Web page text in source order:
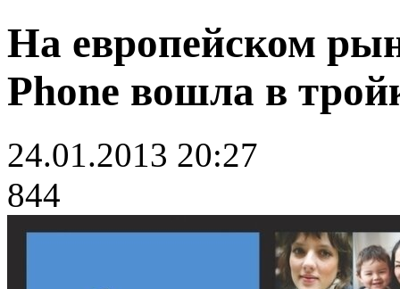
На европейском
Phone вошла в
24.01.2013 20:27
844